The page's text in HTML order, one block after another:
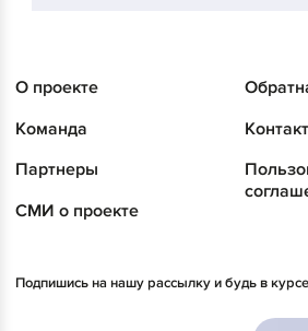
О проекте
Команда
Партнеры
СМИ о проекте
Подпишись на нашу рассылку и будь в курсе